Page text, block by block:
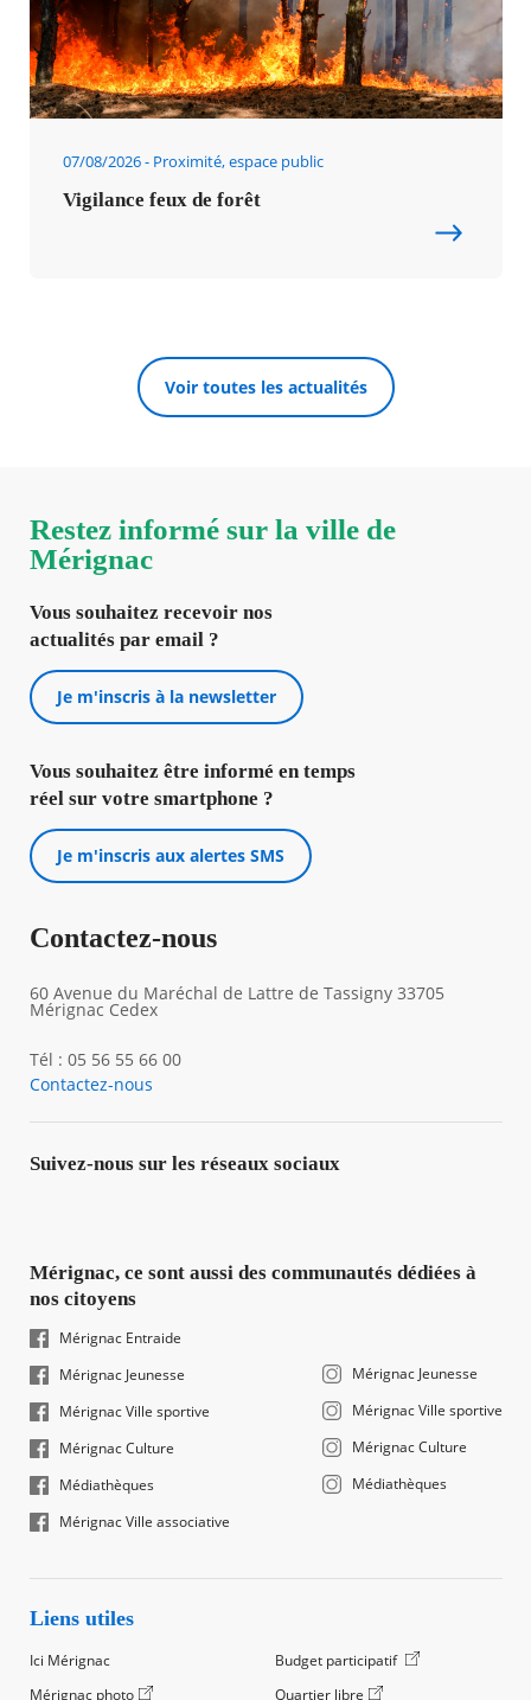
07/08/2026 Proximité, espace public
Vigilance feux de forêt
Voir toutes les actualités
Restez informé sur la ville de
Mérignac
Vous souhaitez recevoir nos
actualités par email ?
Je m'inscris à la newsletter
Vous souhaitez être informé en temps
réel sur votre smartphone ?
Je m'inscris aux alertes SMS
Contactez-nous
60 Avenue du Maréchal de Lattre de Tassigny 33705
Mérignac Cedex
Tél : 05 56 55 66 00
Contactez-nous
Suivez-nous sur les réseaux sociaux
Mérignac, ce sont aussi des communautés dédiées à
nos citoyens
Mérignac Entraide
Mérignac Jeunesse
Mérignac Ville sportive
Mérignac Culture
Médiathèques
Mérignac Ville associative
Mérignac Jeunesse
Mérignac Ville sportive
Mérignac Culture
Médiathèques
Liens utiles
Ici Mérignac
Budget participatif
Mérignac photo
Quartier libre